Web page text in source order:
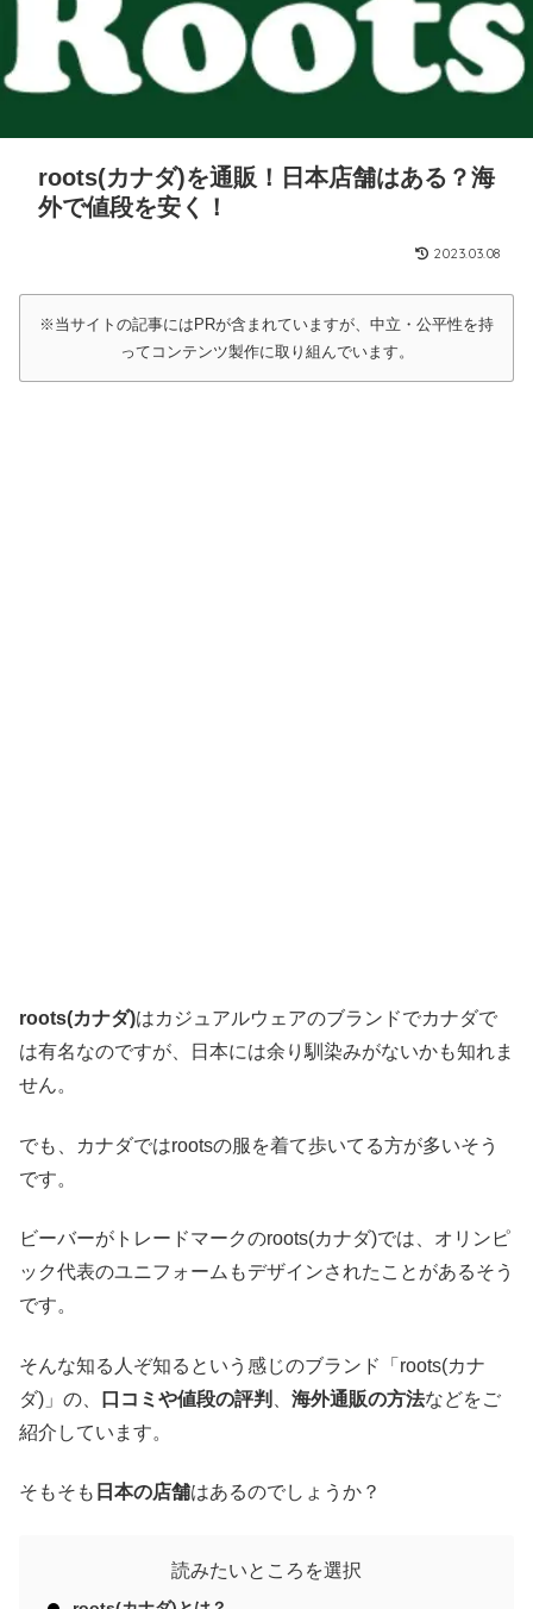
roots(カナダ)を通販！日本店舗はある？海
外で値段を安く！
2023.03.08
※当サイトの記事にはPRが含まれていますが、中立・公平性を持
ってコンテンツ製作に取り組んでいます。
roots(カナダ)はカジュアルウェアのブランドでカナダで
は有名なのですが、日本には余り馴染みがないかも知れま
せん。
でも、カナダではrootsの服を着て歩いてる方が多いそう
です。
ビーバーがトレードマークのroots(カナダ)では、オリンピ
ック代表のユニフォームもデザインされたことがあるそう
です。
そんな知る人ぞ知るという感じのブランド「roots(カナ
ダ)」の、
口コミや値段の評判 海外通販の方法などをご
紹介しています。
そもそも 日本の店舗はあるのでしょうか？
読みたいところを選択